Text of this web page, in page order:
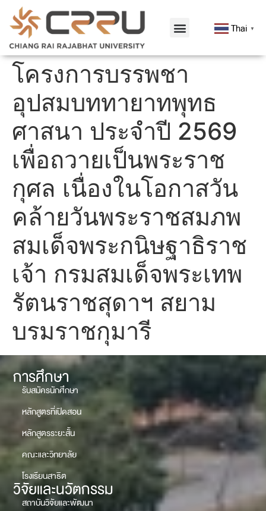
Thai ▼
โครงการบรรพชา
อุปสมบททายาทพุทธ
ศาสนา ประจำปี 2569
เพื่อถวายเป็นพระราช
กุศล เนื่องในโอกาสวัน
คล้ายวันพระราชสมภพ
สมเด็จพระกนิษฐาธิราช
เจ้า กรมสมเด็จพระเทพ
รัตนราชสุดาฯ สยาม
บรมราชกุมารี
การศึกษา
รับสมัครนักศึกษา
หลักสูตรที่เปิดสอน
หลักสูตรระยะสั้น
คณะและวิทยาลัย
โรงเรียนสาธิต
วิจัยและนวัตกรรม
สถาบันวิจัยและพัฒนา